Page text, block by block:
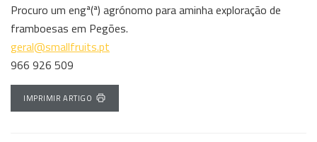
Procuro um engª(ª) agrónomo para aminha exploração de
framboesas em Pegões.
geral@smallfruits.pt
966 926 509
IMPRIMIR ARTIGO